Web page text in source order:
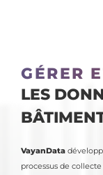
GÉRER
LES
VayanData
processus de